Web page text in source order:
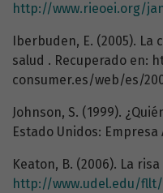
http://www.rieoei.org/
Iberbuden, E. (2005).
salud . Recuperado en:
consumer.es/web/es/
Johnson, S. (1999).
Estado Unidos: Empresa
Keaton, B. (2006). La
http://www.udel.edu/